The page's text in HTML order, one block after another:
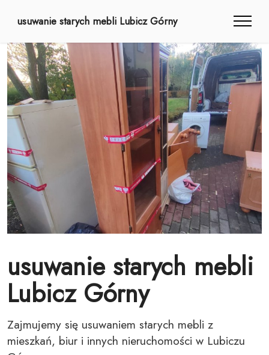
usuwanie starych mebli Lubicz Górny
usuwanie starych mebli
Lubicz Górny
Zajmujemy się usuwaniem starych mebli z
mieszkań, biur i innych nieruchomości w Lubiczu